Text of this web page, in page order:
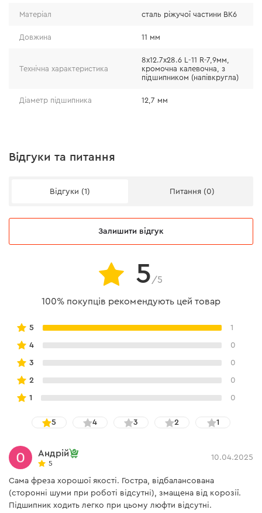
Матеріал сталь ріжучої частини ВК6
Довжина 11 мм
Технічна характеристика
8x12.7х28.6 L-11 R-7,9мм,
кромочна калевочна, з
підшипником (напівкругла)
Діаметр підшипника 12,7 мм
Відгуки та питання
Відгуки (1) Питання (0)
Залишити відгук
5 /5
100% покупців рекомендують цей товар
5 1
4 0
3 0
2 0
1 0
5 4 3 2 1
Андрій
5
10.04.2025
Сама фреза хорошої якості. Гостра, відбалансована
(сторонні шуми при роботі відсутні), змащена від корозії.
Підшипник ходить легко при цьому люфти відсутні.